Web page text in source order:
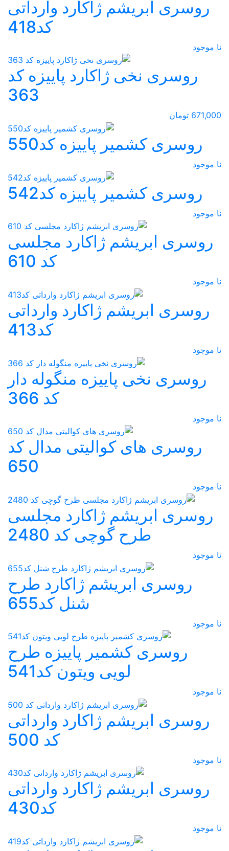
روسری ابریشم ژاکارد وارداتی
کد418
نا موجود
روسری نخی ژاکارد پاییزه کد
363
671,000 تومان
روسری کشمیر پاییزه کد550
نا موجود
روسری کشمیر پاییزه کد542
نا موجود
روسری ابریشم ژاکارد مجلسی
کد 610
نا موجود
روسری ابریشم ژاکارد وارداتی
کد413
نا موجود
روسری نخی پاییزه منگوله دار
کد 366
نا موجود
روسری های کوالیتی مدال کد
650
نا موجود
روسری ابریشم ژاکارد مجلسی
طرح گوچی کد 2480
نا موجود
روسری ابریشم ژاکارد طرح
شنل کد655
نا موجود
روسری کشمیر پاییزه طرح
لویی ویتون کد541
نا موجود
روسری ابریشم ژاکارد وارداتی
کد 500
نا موجود
روسری ابریشم ژاکارد وارداتی
کد430
نا موجود